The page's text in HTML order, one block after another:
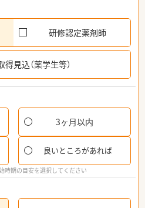
研修認定薬剤師
見込（薬学生等）
3ヶ月以内
良いところがあれば
時期の目安を選択してください